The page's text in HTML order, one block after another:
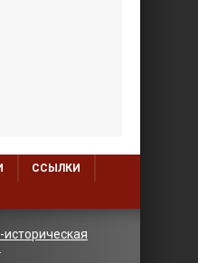
ССЫЛКИ
историческая